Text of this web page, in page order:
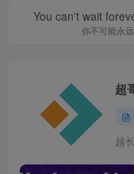
You can't wait
你不可能永
超
越